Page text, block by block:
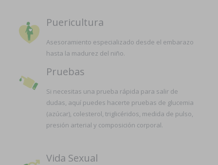
Puericultura
Asesoramiento especializado desde el embarazo
hasta la madurez del niño.
Pruebas
Si necesitas una prueba rápida para salir de
dudas, aquí puedes hacerte pruebas de glucemia
(azúcar), colesterol, triglicéridos, medida de pulso,
presión arterial y composición corporal.
Vida Sexual